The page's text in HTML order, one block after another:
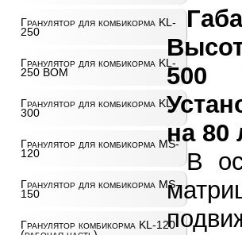
Гранулятор для комбикорма KL-
250
Гранулятор для комбикорма KL-
250 ВОМ
Гранулятор для комбикорма KL-
300
Гранулятор для комбикорма MS-
120
Гранулятор для комбикорма MS-
150
Гранулятор комбикорма KL-120
500
на 80
В